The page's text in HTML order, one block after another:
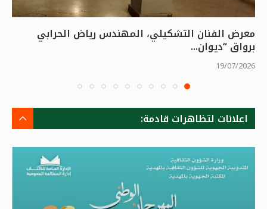
معرض الفنان التشكيلي، المهندس رياض الحرابي
برواق “ديوان...
19/07/2026
اعلانات لتظاهرات قادمة: